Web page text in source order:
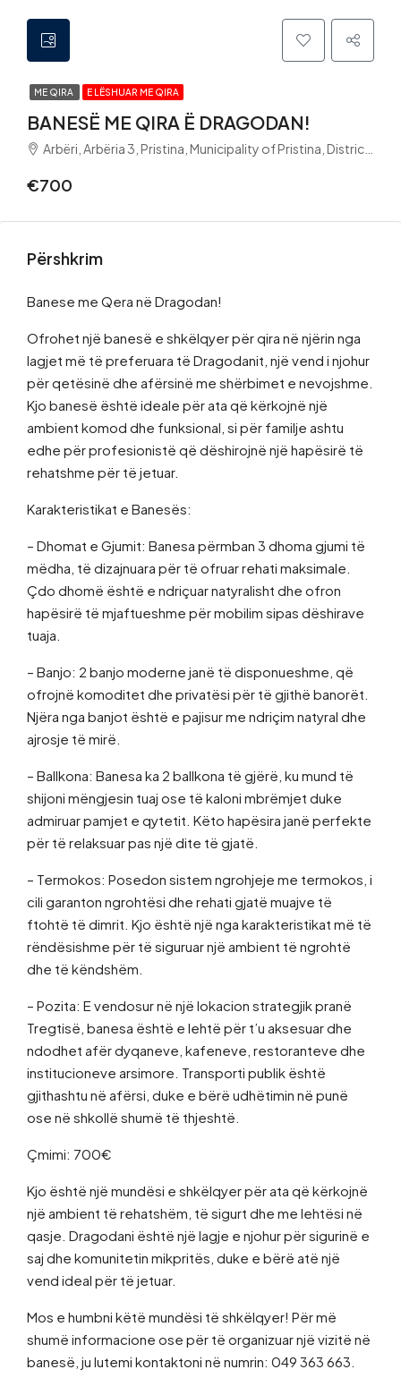
ME QIRA E LËSHUAR ME QIRA
BANESË ME QIRA Ë DRAGODAN!
Arbëri, Arbëria 3, Pristina, Municipality of Pristina, District of Prishtina, 10000, Kosovo
€700
Përshkrim
Banese me Qera në Dragodan!
Ofrohet një banesë e shkëlqyer për qira në njërin nga
lagjet më të preferuara të Dragodanit, një vend i njohur
për qetësinë dhe afërsinë me shërbimet e nevojshme.
Kjo banesë është ideale për ata që kërkojnë një
ambient komod dhe funksional, si për familje ashtu
edhe për profesionistë që dëshirojnë një hapësirë të
rehatshme për të jetuar.
Karakteristikat e Banesës:
– Dhomat e Gjumit: Banesa përmban 3 dhoma gjumi të
mëdha, të dizajnuara për të ofruar rehati maksimale.
Çdo dhomë është e ndriçuar natyralisht dhe ofron
hapësirë të mjaftueshme për mobilim sipas dëshirave
tuaja.
– Banjo: 2 banjo moderne janë të disponueshme, që
ofrojnë komoditet dhe privatësi për të gjithë banorët.
Njëra nga banjot është e pajisur me ndriçim natyral dhe
ajrosje të mirë.
– Ballkona: Banesa ka 2 ballkona të gjërë, ku mund të
shijoni mëngjesin tuaj ose të kaloni mbrëmjet duke
admiruar pamjet e qytetit. Këto hapësira janë perfekte
për të relaksuar pas një dite të gjatë.
– Termokos: Posedon sistem ngrohjeje me termokos, i
cili garanton ngrohtësi dhe rehati gjatë muajve të
ftohtë të dimrit. Kjo është një nga karakteristikat më të
rëndësishme për të siguruar një ambient të ngrohtë
dhe të këndshëm.
– Pozita: E vendosur në një lokacion strategjik pranë
Tregtisë, banesa është e lehtë për t’u aksesuar dhe
ndodhet afër dyqaneve, kafeneve, restoranteve dhe
institucioneve arsimore. Transporti publik është
gjithashtu në afërsi, duke e bërë udhëtimin në punë
ose në shkollë shumë të thjeshtë.
Çmimi: 700€
Kjo është një mundësi e shkëlqyer për ata që kërkojnë
një ambient të rehatshëm, të sigurt dhe me lehtësi në
qasje. Dragodani është një lagje e njohur për sigurinë e
saj dhe komunitetin mikpritës, duke e bërë atë një
vend ideal për të jetuar.
Mos e humbni këtë mundësi të shkëlqyer! Për më
shumë informacione ose për të organizuar një vizitë në
banesë, ju lutemi kontaktoni në numrin: 049 363 663.